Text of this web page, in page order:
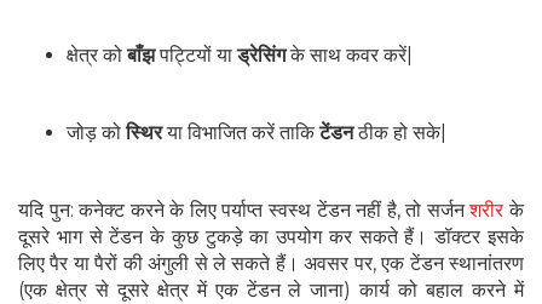
क्षेत्र कोबाँझपट्टियों याड्रेसिंगके साथ कवर करें|
जोड़ कोस्थिरया विभाजित करें ताकिटेंडनठीक हो सके|
यदि पुन: कनेक्ट करने के लिए पर्याप्त स्वस्थ टेंडन नहीं है, तो सर्जनशरीरके
दूसरे भाग से टेंडन के कुछ टुकड़े का उपयोग कर सकते हैं। डॉक्टर इसके
लिए पैर या पैरों की अंगुली से ले सकते हैं। अवसर पर, एक टेंडन स्थानांतरण
(एक क्षेत्र से दूसरे क्षेत्र में एक टेंडन ले जाना) कार्य को बहाल करने में